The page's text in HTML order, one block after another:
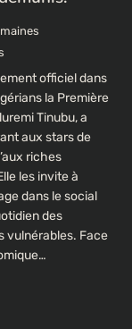
officiel dans
la Première
Tinubu, a
aux stars de
riches
les invite à
dans le social
des
vulnérables. Face